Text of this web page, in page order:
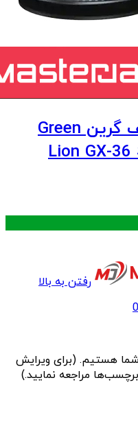
هولدر وکیومی مگ سیف گرین Green
Lion GX-
رفتن به بالا
شما هستیم. (برای ویرایش
مراجعه نمایید.)